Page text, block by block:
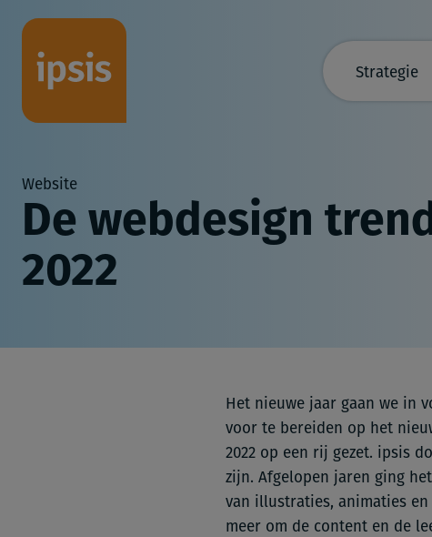
Strategie
Website
De webdesign
2022
Het nieuwe jaar gaan we in
voor te bereiden op het
2022 op een rij gezet. ipsis
zijn. Afgelopen jaren ging
van illustraties, animaties
meer om de content en de